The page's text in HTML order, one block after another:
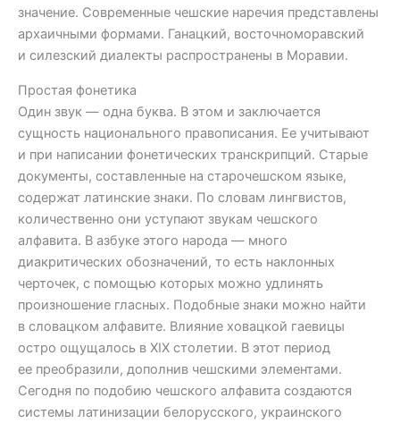
значение. Современные чешские наречия представлены
архаичными формами. Ганацкий, восточноморавский
и силезский диалекты распространены в Моравии.
Простая фонетика
Один звук — одна буква. В этом и заключается
сущность национального правописания. Ее учитывают
и при написании фонетических транскрипций. Старые
документы, составленные на старочешском языке,
содержат латинские знаки. По словам лингвистов,
количественно они уступают звукам чешского
алфавита. В азбуке этого народа — много
диакритических обозначений, то есть наклонных
черточек, с помощью которых можно удлинять
произношение гласных. Подобные знаки можно найти
в словацком алфавите. Влияние ховацкой гаевицы
остро ощущалось в XIX столетии. В этот период
ее преобразили, дополнив чешскими элементами.
Сегодня по подобию чешского алфавита создаются
системы латинизации белорусского, украинского